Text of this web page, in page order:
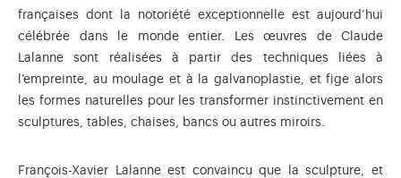
françaises dont la notoriété exceptionnelle est aujourd’hui
célébrée dans le monde entier. Les œuvres de Claude
Lalanne sont réalisées à partir des techniques liées à
l’empreinte, au moulage et à la galvanoplastie, et fige alors
les formes naturelles pour les transformer instinctivement en
sculptures, tables, chaises, bancs ou autres miroirs.
François-Xavier Lalanne est convaincu que la sculpture, et